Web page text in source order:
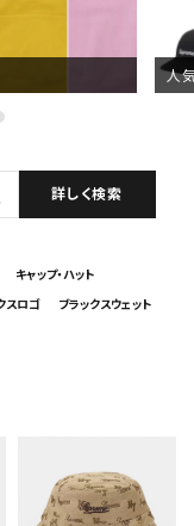
人
詳しく検索
キャップ・ハット
スロゴ ブラックスウェット